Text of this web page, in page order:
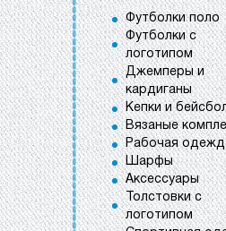
Футболки поло
Футболки с
логотипом
Джемперы и
кардиганы
Кепки и
Вязаные
Рабочая
Шарфы
Аксессуары
Толстовки с
логотипом